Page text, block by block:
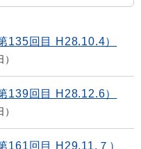
135回目 H28.10.4）
139回目 H28.12.6）
161回目 H29.11.７）